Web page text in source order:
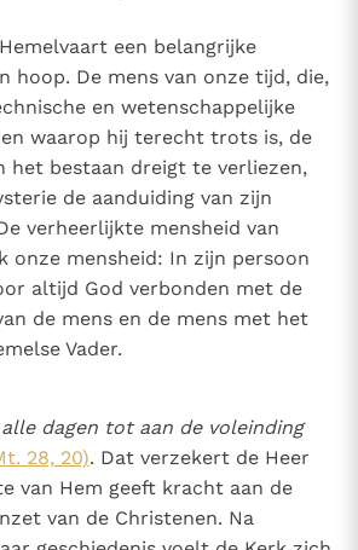
in het Nederlands beschikbaar
van donaties.
een belangrijke
hoop. De mens van onze tijd, die,
en wetenschappelijke
waarop hij terecht trots is, de
het bestaan dreigt te verliezen,
de aanduiding van zijn
verheerlijkte mensheid van
onze mensheid: In zijn persoon
altijd God verbonden met de
de mens en de mens met het
Vader.
dagen tot aan de voleinding
28, 20). Dat verzekert de Heer
van Hem geeft kracht aan de
van de Christenen. Na